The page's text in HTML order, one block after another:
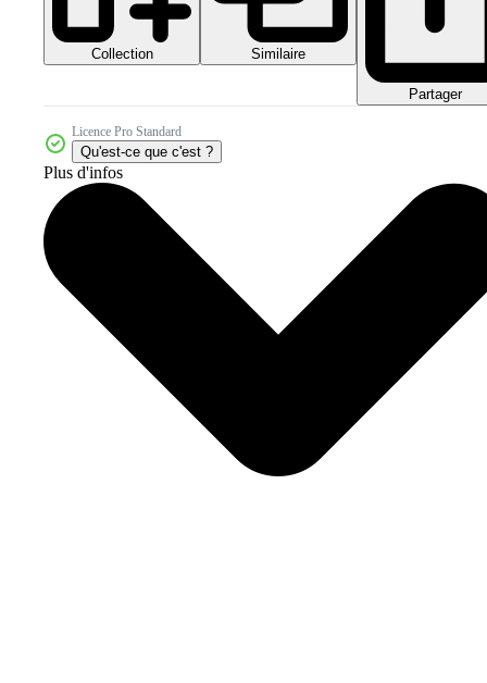
Collection Similaire
Partager
Licence Pro Standard
Qu'est-ce que c'est ?
Plus d'infos